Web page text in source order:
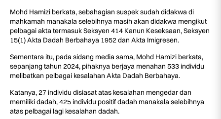
Mohd Hamizi berkata, sebahagian suspek sudah didakwa di
mahkamah manakala selebihnya masih akan didakwa mengikut
pelbagai akta termasuk Seksyen 414 Kanun Keseksaan, Seksyen
15(1) Akta Dadah Berbahaya 1952 dan Akta Imigresen.
Sementara itu, pada sidang media sama, Mohd Hamizi berkata,
sepanjang tahun 2024, pihaknya berjaya menahan 533 individu
melibatkan pelbagai kesalahan Akta Dadah Berbahaya.
Katanya, 27 individu disiasat atas kesalahan mengedar dan
memiliki dadah, 425 individu positif dadah manakala selebihnya
atas pelbagai lagi kesalahan dadah.